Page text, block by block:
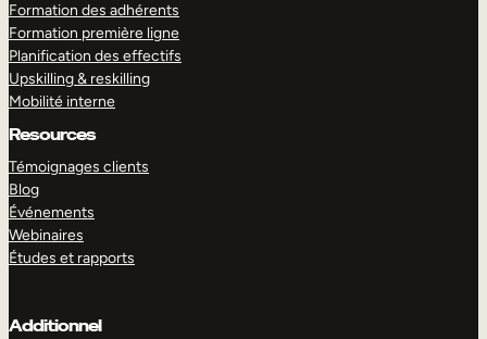
Formation des adhérents
Formation première ligne
Planification des effectifs
Upskilling & reskilling
Mobilité interne
Resources
Témoignages clients
Blog
Événements
Webinaires
Études et rapports
Additionnel